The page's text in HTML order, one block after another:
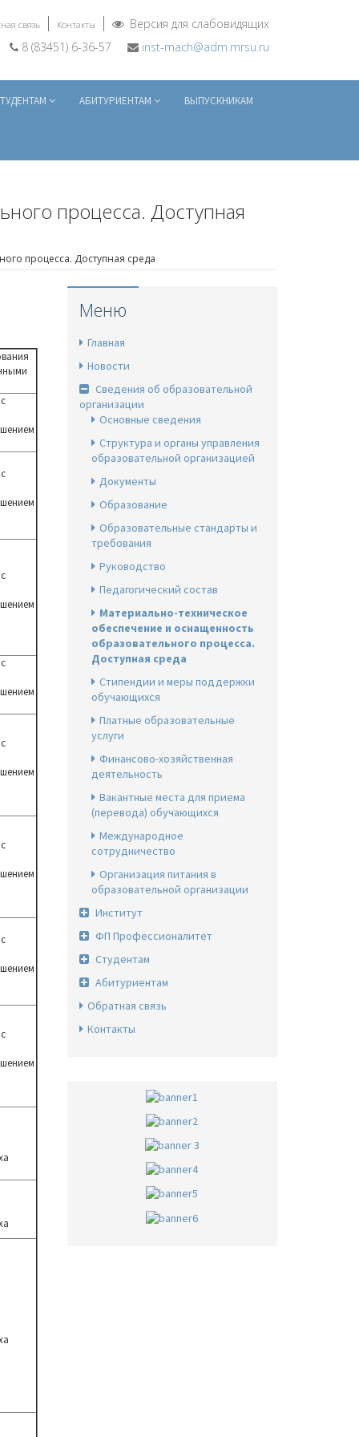
связь Контакты
Версия для слабовидящих
8 (83451) 6-36-57
inst-mach@adm.mrsu.ru
АБИТУРИЕНТАМ ВЫПУСКНИКАМ
процесса. Доступная
процесса. Доступная среда
Меню
Главная
Новости
Сведения об образовательной
организации
Основные сведения
Структура и органы управления
образовательной организацией
Документы
Образование
Образовательные стандарты и
требования
Руководство
Педагогический состав
Материально-техническое
обеспечение и оснащенность
образовательного процесса.
Доступная среда
Стипендии и меры поддержки
обучающихся
Платные образовательные
услуги
Финансово-хозяйственная
деятельность
Вакантные места для приема
(перевода) обучающихся
Международное
сотрудничество
Организация питания в
образовательной организации
Институт
ФП Профессионалитет
Студентам
Абитуриентам
Обратная связь
Контакты